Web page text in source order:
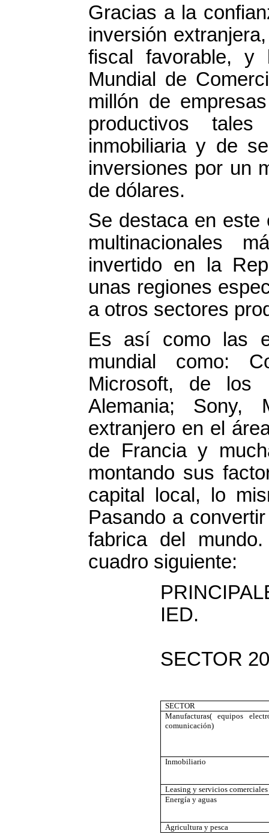
Gracias a la
inversión
fiscal favorable, y
Mundial de
millón de
productivos tales
inmobiliaria y de
inversiones por un
de dólares.
Se destaca en este
multinacionales
invertido en la
unas regiones
a otros sectores
Es así como las
mundial como:
Microsoft, de los
Alemania; Sony,
extranjero en el
de Francia y
montando sus
capital local, lo
Pasando a
fabrica del
cuadro siguiente:
IED.
SECTOR
SECTOR
Manufacturas( equipos
comunicación)
Inmobiliario
Leasing y servicios comerciales
Energía y aguas
Agricultura y pesca